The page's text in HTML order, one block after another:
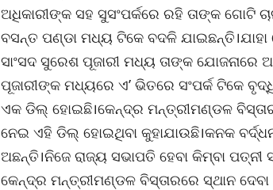
ଅଧିକାରୀଙ୍କ ସହ ସୁସଂପର୍କରେ ରହି ତାଙ୍କ ଗୋଟି
ବସନ୍ତ ପଣ୍ଡା ମଧ୍ୟ ଟିକେ ବଦଳି
ସାଂସଦ ସୁରେଶ ପୂଜାରୀ ମଧ୍ୟ ତାଙ୍କ ଯୋଜନାରେ
ପୂଜାରୀଙ୍କ ମଧ୍ୟରେ ଏ’ ଭିତରେ ସଂପର୍କ ଟିକେ
ଏକ ଡିଲ୍ ହୋଇଛି।କେନ୍ଦ୍ର ମନ୍ତ୍ରୀମଣ୍ଡଳ
ନେଇ ଏହି ଡିଲ୍ ହୋଇଥିବା କୁହାଯାଉଛି।କନକ
ଅଛନ୍ତି।ନିଜେ ରାଜ୍ୟ ସଭାପତି ହେବା କିମ୍ବା ପତ୍ନୀ
କେନ୍ଦ୍ର ମନ୍ତ୍ରୀମଣ୍ଡଳ ବିସ୍ତାରରେ ସ୍ଥାନ